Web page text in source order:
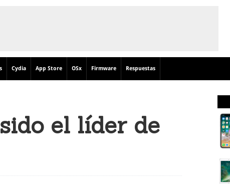
Cydia App Store OSx Firmware Respuestas
el líder de